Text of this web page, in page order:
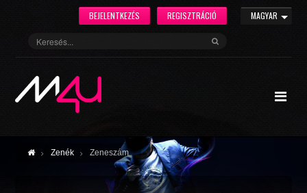
MAGYAR
REGISZTRÁCIÓ
BEJELENTKEZÉS
Zenék Zeneszám